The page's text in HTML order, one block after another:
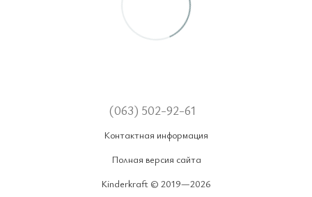
(063) 502-92-61
Контактная информация
Полная версия сайта
Kinderkraft © 2019—2026